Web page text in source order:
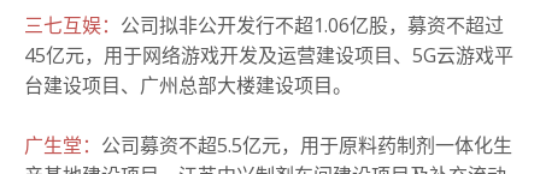
三七互娱： 公司拟非公开发行不超1.06亿股，募资不超过
45亿元，用于网络游戏开发及运营建设项目、5G云游戏平
台建设项目、广州总部大楼建设项目。
广生堂： 公司募资不超5.5亿元，用于原料药制剂一体化生